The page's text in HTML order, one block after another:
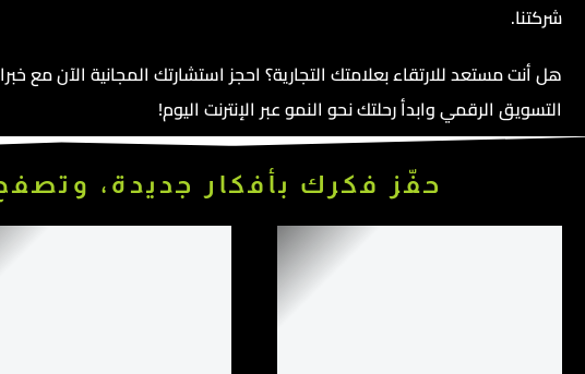
شركتنا.
هل أنت مستعد للارتقاء بعلامتك التجارية؟ احجز استشارتك المجانية الآن مع
التسويق الرقمي وابدأ رحلتك نحو النمو عبر الإنترنت اليوم!
حفّز فكرك بأفكار جديدة،